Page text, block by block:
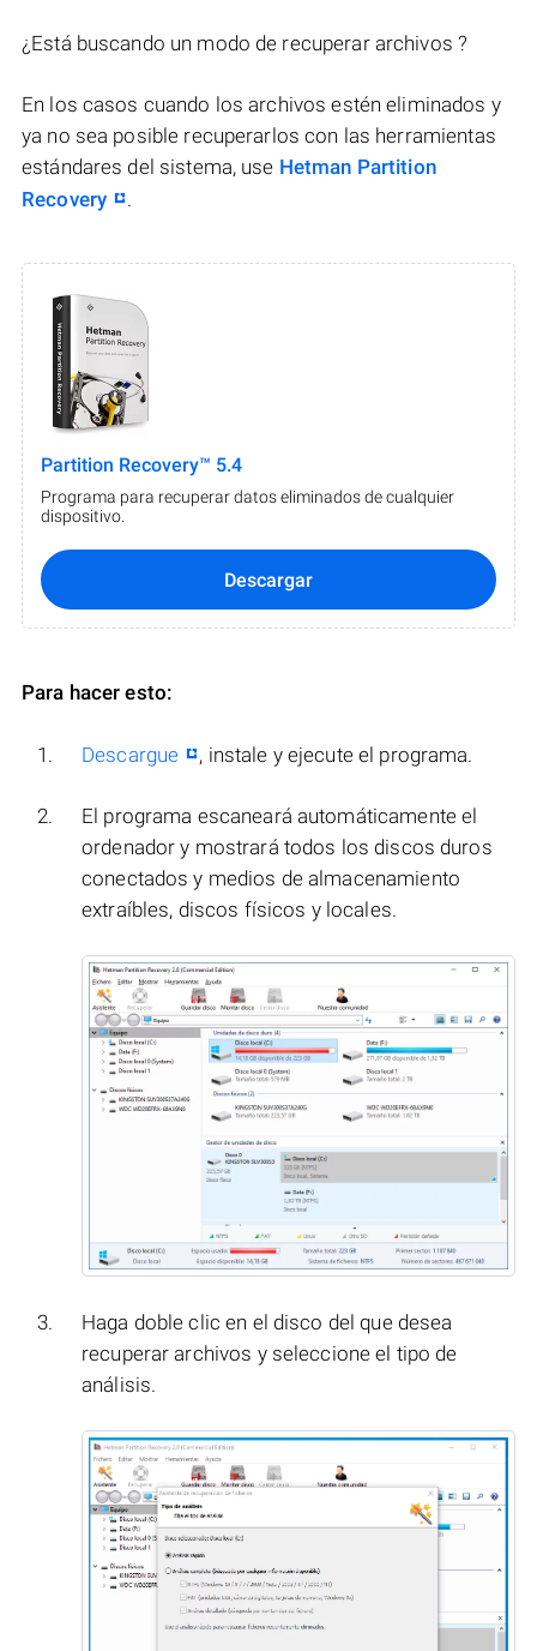
¿Está buscando un modo de recuperar archivos ?
En los casos cuando los archivos estén eliminados y
ya no sea posible recuperarlos con las herramientas
estándares del sistema, use Hetman Partition
Recovery
.
Partition Recovery™ 5.4
Programa para recuperar datos eliminados de cualquier
dispositivo.
Descargar
Para hacer esto:
Descargue , instale y ejecute el programa.
El programa escaneará automáticamente el
ordenador y mostrará todos los discos duros
conectados y medios de almacenamiento
extraíbles, discos físicos y locales.
Haga doble clic en el disco del que desea
recuperar archivos y seleccione el tipo de
análisis.